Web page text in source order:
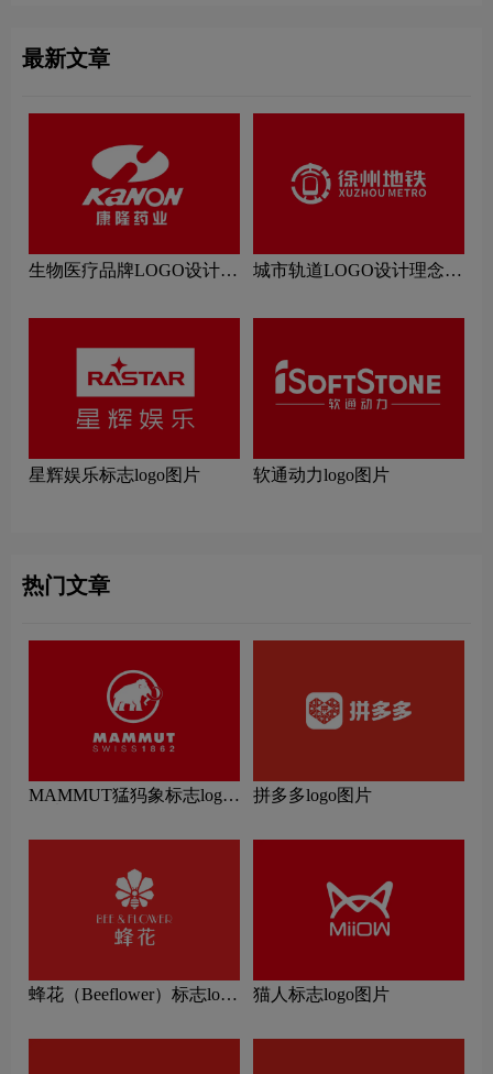
最新文章
生物医疗品牌LOGO设计理
城市轨道LOGO设计理念解
星辉娱乐标志logo图片 软通动力logo图片
热门文章
MAMMUT猛犸象标志logo
拼多多logo图片
蜂花（Beeflower）标志logo
猫人标志logo图片